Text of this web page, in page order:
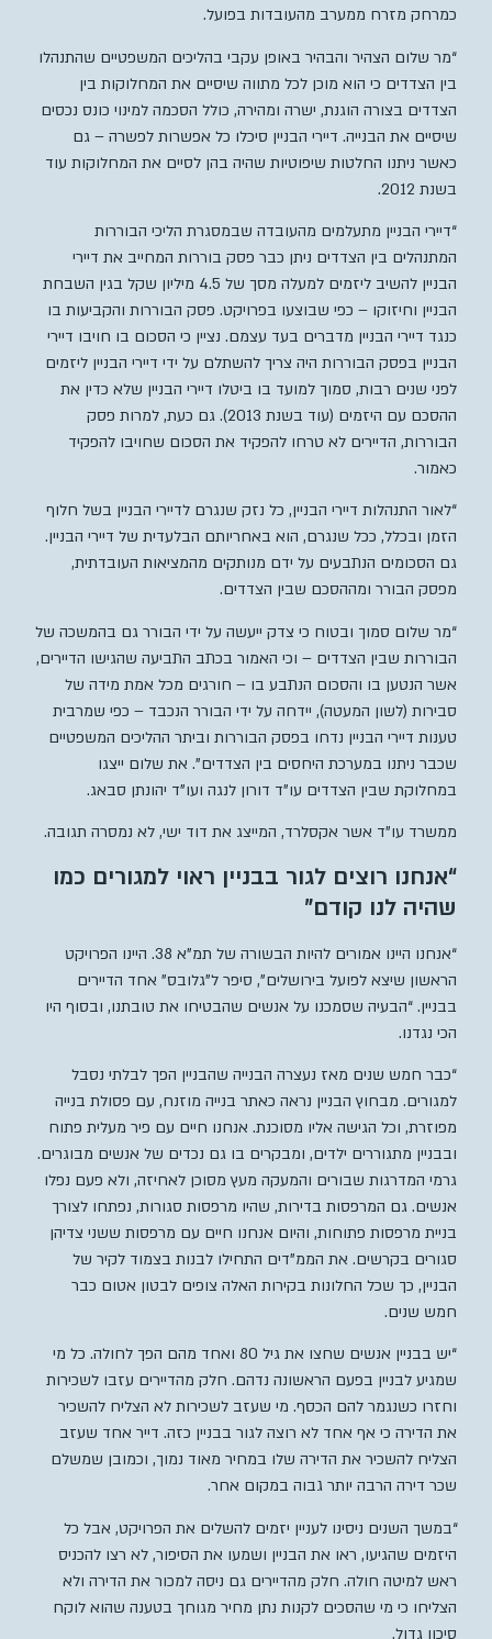
כמרחק מזרח ממערב מהעובדות בפועל.
“מר שלום הצהיר והבהיר באופן עקבי בהליכים המשפטיים שהתנהלו
בין הצדדים כי הוא מוכן לכל מתווה שיסיים את המחלוקות בין
הצדדים בצורה הוגנת, ישרה ומהירה, כולל הסכמה למינוי כונס נכסים
שיסיים את הבנייה. דיירי הבניין סיכלו כל אפשרות לפשרה – גם
כאשר ניתנו החלטות שיפוטיות שהיה בהן לסיים את המחלוקות עוד
בשנת 2012.
“דיירי הבניין מתעלמים מהעובדה שבמסגרת הליכי הבוררות
המתנהלים בין הצדדים ניתן כבר פסק בוררות המחייב את דיירי
הבניין להשיב ליזמים למעלה מסך של 4.5 מיליון שקל בגין השבחת
הבניין וחיזוקו – כפי שבוצעו בפרויקט. פסק הבוררות והקביעות בו
כנגד דיירי הבניין מדברים בעד עצמם. נציין כי הסכום בו חויבו דיירי
הבניין בפסק הבוררות היה צריך להשתלם על ידי דיירי הבניין ליזמים
לפני שנים רבות, סמוך למועד בו ביטלו דיירי הבניין שלא כדין את
ההסכם עם היזמים (עוד בשנת 2013). גם כעת, למרות פסק
הבוררות, הדיירים לא טרחו להפקיד את הסכום שחויבו להפקיד
כאמור.
“לאור התנהלות דיירי הבניין, כל נזק שנגרם לדיירי הבניין בשל חלוף
הזמן ובכלל, ככל שנגרם, הוא באחריותם הבלעדית של דיירי הבניין.
גם הסכומים הנתבעים על ידם מנותקים מהמציאות העובדתית,
מפסק הבורר ומההסכם שבין הצדדים.
“מר שלום סמוך ובטוח כי צדק ייעשה על ידי הבורר גם בהמשכה של
הבוררות שבין הצדדים – וכי האמור בכתב התביעה שהגישו הדיירים,
אשר הנטען בו והסכום הנתבע בו – חורגים מכל אמת מידה של
סבירות (לשון המעטה), יידחה על ידי הבורר הנכבד – כפי שמרבית
טענות דיירי הבניין נדחו בפסק הבוררות וביתר ההליכים המשפטיים
שכבר ניתנו במערכת היחסים בין הצדדים”. את שלום ייצגו
במחלוקת שבין הצדדים עו”ד דורון לנגה ועו”ד יהונתן סבאג.
ממשרד עו”ד אשר אקסלרד, המייצג את דוד ישי, לא נמסרה תגובה.
“אנחנו רוצים לגור בבניין ראוי למגורים כמו
שהיה לנו קודם”
“אנחנו היינו אמורים להיות הבשורה של תמ”א 38. היינו הפרויקט
הראשון שיצא לפועל בירושלים”, סיפר ל”גלובס” אחד הדיירים
בבניין. “הבעיה שסמכנו על אנשים שהבטיחו את טובתנו, ובסוף היו
הכי נגדנו.
“כבר חמש שנים מאז נעצרה הבנייה שהבניין הפך לבלתי נסבל
למגורים. מבחוץ הבניין נראה כאתר בנייה מוזנח, עם פסולת בנייה
מפוזרת, וכל הגישה אליו מסוכנת. אנחנו חיים עם פיר מעלית פתוח
ובבניין מתגוררים ילדים, ומבקרים בו גם נכדים של אנשים מבוגרים.
גרמי המדרגות שבורים והמעקה מעץ מסוכן לאחיזה, ולא פעם נפלו
אנשים. גם המרפסות בדירות, שהיו מרפסות סגורות, נפתחו לצורך
בניית מרפסות פתוחות, והיום אנחנו חיים עם מרפסות ששני צדיהן
סגורים בקרשים. את הממ”דים התחילו לבנות בצמוד לקיר של
הבניין, כך שכל החלונות בקירות האלה צופים לבטון אטום כבר
חמש שנים.
“יש בבניין אנשים שחצו את גיל 80 ואחד מהם הפך לחולה. כל מי
שמגיע לבניין בפעם הראשונה נדהם. חלק מהדיירים עזבו לשכירות
וחזרו כשנגמר להם הכסף. מי שעזב לשכירות לא הצליח להשכיר
את הדירה כי אף אחד לא רוצה לגור בבניין כזה. דייר אחד שעזב
הצליח להשכיר את הדירה שלו במחיר מאוד נמוך, וכמובן שמשלם
שכר דירה הרבה יותר גבוה במקום אחר.
“במשך השנים ניסינו לעניין יזמים להשלים את הפרויקט, אבל כל
היזמים שהגיעו, ראו את הבניין ושמעו את הסיפור, לא רצו להכניס
ראש למיטה חולה. חלק מהדיירים גם ניסה למכור את הדירה ולא
הצליחו כי מי שהסכים לקנות נתן מחיר מגוחך בטענה שהוא לוקח
סיכון גדול.